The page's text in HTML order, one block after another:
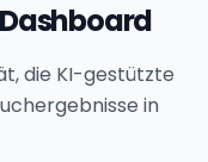
die KI-gestützte
in